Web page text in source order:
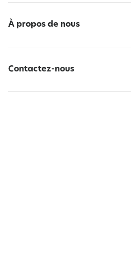
À propos de nous
Contactez-nous